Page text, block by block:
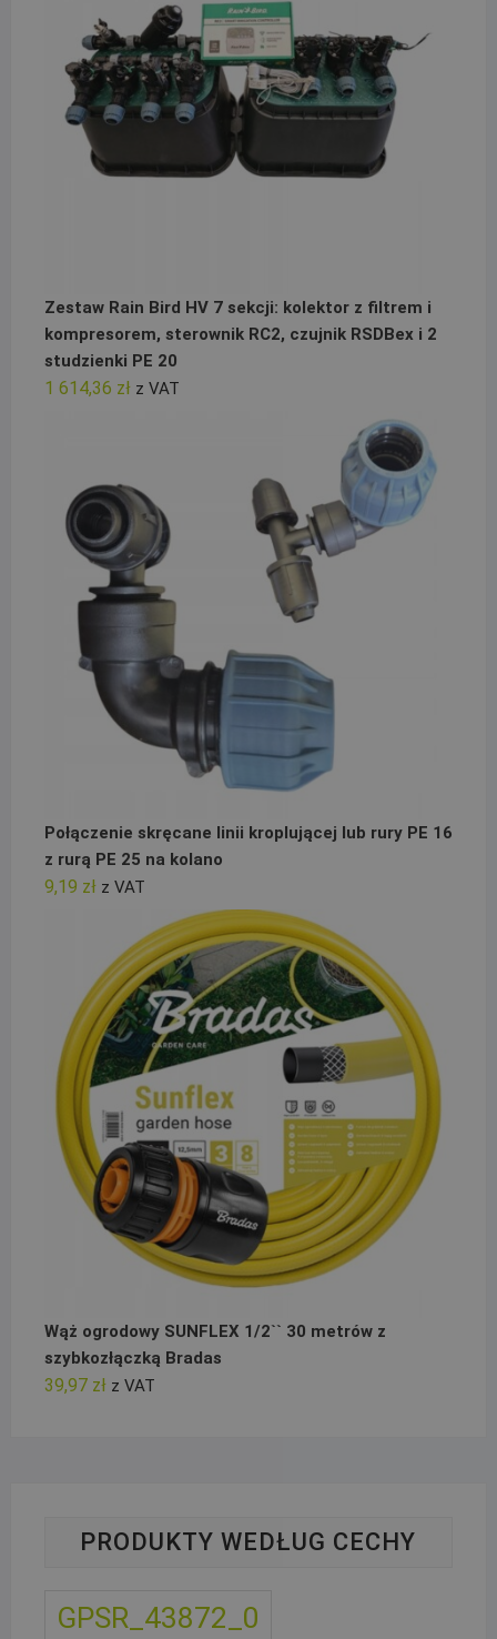
Zestaw Rain Bird HV 7 sekcji: kolektor z filtrem i
kompresorem, sterownik RC2, czujnik RSDBex i 2
studzienki PE 20
1 614,36 zł z VAT
Połączenie skręcane linii kroplującej lub rury PE 16
z rurą PE 25 na kolano
9,19 zł z VAT
Wąż ogrodowy SUNFLEX 1/2`` 30 metrów z
szybkozłączką Bradas
39,97 zł z VAT
PRODUKTY WEDŁUG CECHY
GPSR_43872_0